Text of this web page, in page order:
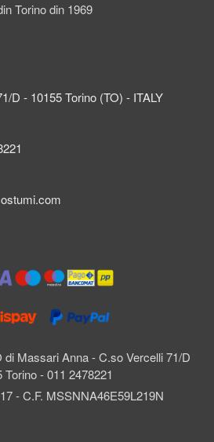
Torino din 1969
Massari Anna - C.so Vercelli 71/D
Torino - 011 2478221
- C.F. MSSNNA46E59L219N
D - 10155 Torino (TO) - ITALY